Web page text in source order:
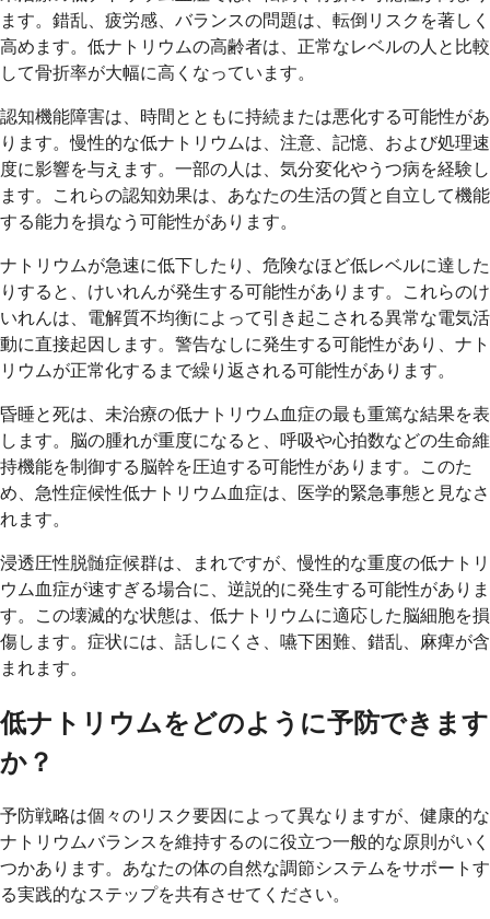
ます。錯乱、疲労感、バランスの問題は、転倒リスクを著しく
高めます。低ナトリウムの高齢者は、正常なレベルの人と比較
して骨折率が大幅に高くなっています。
認知機能障害は、時間とともに持続または悪化する可能性があ
ります。慢性的な低ナトリウムは、注意、記憶、および処理速
度に影響を与えます。一部の人は、気分変化やうつ病を経験し
ます。これらの認知効果は、あなたの生活の質と自立して機能
する能力を損なう可能性があります。
ナトリウムが急速に低下したり、危険なほど低レベルに達した
りすると、けいれんが発生する可能性があります。これらのけ
いれんは、電解質不均衡によって引き起こされる異常な電気活
動に直接起因します。警告なしに発生する可能性があり、ナト
リウムが正常化するまで繰り返される可能性があります。
昏睡と死は、未治療の低ナトリウム血症の最も重篤な結果を表
します。脳の腫れが重度になると、呼吸や心拍数などの生命維
持機能を制御する脳幹を圧迫する可能性があります。このた
め、急性症候性低ナトリウム血症は、医学的緊急事態と見なさ
れます。
浸透圧性脱髄症候群は、まれですが、慢性的な重度の低ナトリ
ウム血症が速すぎる場合に、逆説的に発生する可能性がありま
す。この壊滅的な状態は、低ナトリウムに適応した脳細胞を損
傷します。症状には、話しにくさ、嚥下困難、錯乱、麻痺が含
まれます。
低ナトリウムをどのように予防できます
か？
予防戦略は個々のリスク要因によって異なりますが、健康的な
ナトリウムバランスを維持するのに役立つ一般的な原則がいく
つかあります。あなたの体の自然な調節システムをサポートす
る実践的なステップを共有させてください。